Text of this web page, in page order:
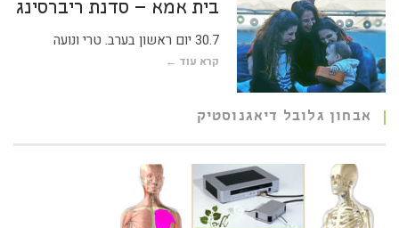
בית אמא – סדנת ריברסינג
30.7 יום ראשון בערב. טרי ונועה
קרא עוד ←
אבחון גלובל דיאגנוסטיק